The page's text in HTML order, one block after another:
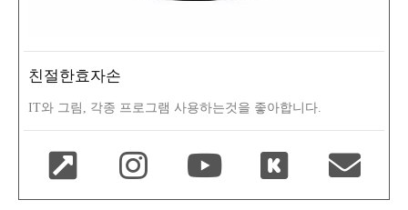
친절한효자손
IT와 그림, 각종 프로그램 사용하는것을 좋아합니다.